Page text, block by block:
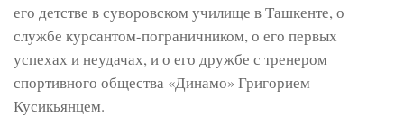
его детстве в суворовском училище в Ташкенте, о
службе курсантом-пограничником, о его первых
успехах и неудачах, и о его дружбе с тренером
спортивного общества «Динамо» Григорием
Кусикьянцем.